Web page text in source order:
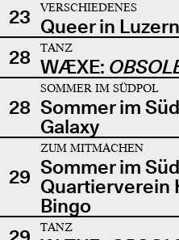
23
VERSCHIEDENES
Queer in Luzern
28
TANZ
WÆXE:
28
SOMMER IM SÜDPOL
Sommer im
Galaxy
29
ZUM MITMACHEN
Sommer im
Quartierverein
Bingo
TANZ